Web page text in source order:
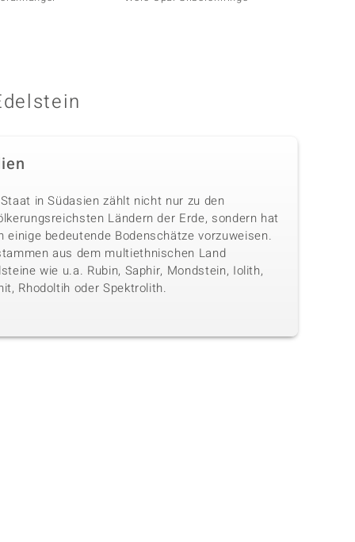
in Südasien zählt nicht nur zu den
Ländern der Erde, sondern hat
einige bedeutende Bodenschätze vorzuweisen.
aus dem multiethnischen Land
wie u.a. Rubin, Saphir, Mondstein, Iolith,
Rhodoltih oder Spektrolith.